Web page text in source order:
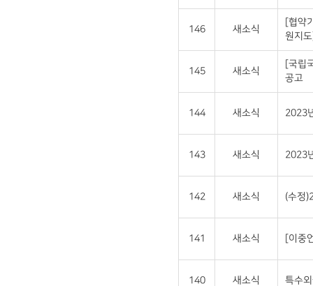
146 새소식
[협약
원지
145 새소식
[국립
공고
144 새소식 2023
143 새소식 2023
142 새소식 (수정
141 새소식 [이중
140 새소식 특수